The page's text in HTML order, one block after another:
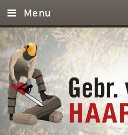
Menu
Leeg!
Home
Haardhout
Diensten
Referenties